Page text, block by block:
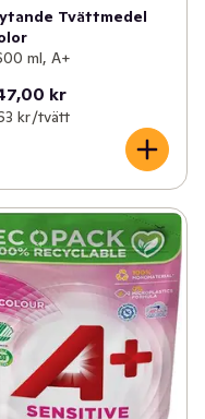
Tvättmedel
ml, A+
kr
kr /tvätt